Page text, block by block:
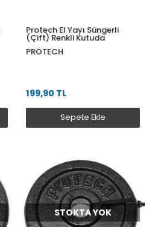
Protech El Yayı Süngerli
(Çift) Renkli Kutuda
PROTECH
199,90 TL
Sepete Ekle
STOKTA YOK